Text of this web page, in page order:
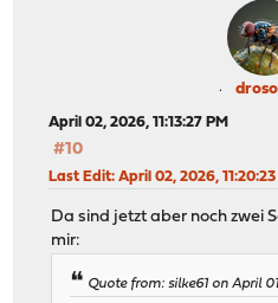
April 02, 2026, 11:13:27 PM
#10
Last Edit: April 02, 2026,
Da sind jetzt aber noch zwei
mir:
Quote from: silke61 on April